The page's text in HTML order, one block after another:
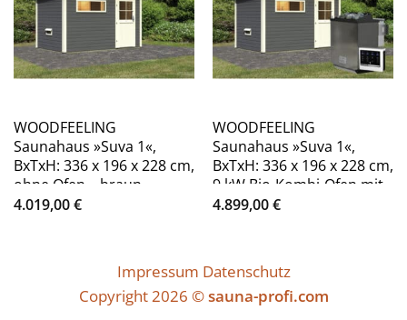
WOODFEELING
Saunahaus »Suva 1«,
BxTxH: 336 x 196 x 228 cm,
ohne Ofen – braun
4.019,00€
WOODFEELING
Saunahaus »Suva 1«,
BxTxH: 336 x 196 x 228 cm,
9 kW Bio-Kombi-Ofen mit
ext. Steuerung – braun
4.899,00€
Impressum Datenschutz
Copyright 2026 ©sauna-profi.com